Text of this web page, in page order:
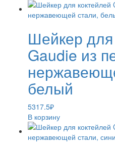
Шейкер для
Gaudie из
белый
5317.5₽
В корзину